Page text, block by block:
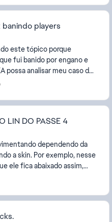
players
fui banido por engano e
possa analisar meu caso de
Sou jogador da franquia Battlefield ...
LIN DO PASSE 4
dependendo da
a skin. Por exemplo, nesse
ele fica abaixado assim,
''colada'', ou ma...